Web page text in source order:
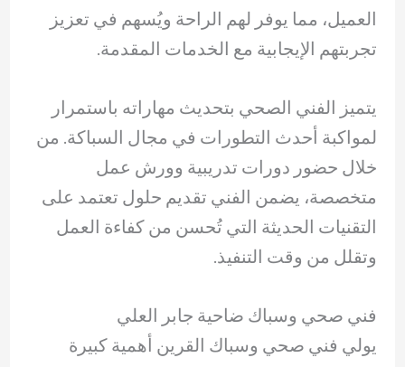
العميل، مما يوفر لهم الراحة ويُسهم في تعزيز
تجربتهم الإيجابية مع الخدمات المقدمة.
يتميز الفني الصحي بتحديث مهاراته باستمرار
لمواكبة أحدث التطورات في مجال السباكة. من
خلال حضور دورات تدريبية وورش عمل
متخصصة، يضمن الفني تقديم حلول تعتمد على
التقنيات الحديثة التي تُحسن من كفاءة العمل
وتقلل من وقت التنفيذ.
فني صحي وسباك ضاحية جابر العلي
يولي فني صحي وسباك القرين أهمية كبيرة